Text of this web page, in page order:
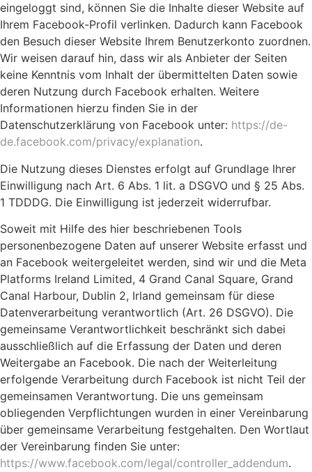
eingeloggt sind, können Sie die Inhalte dieser Website auf
Ihrem Facebook-Profil verlinken. Dadurch kann Facebook
den Besuch dieser Website Ihrem Benutzerkonto zuordnen.
Wir weisen darauf hin, dass wir als Anbieter der Seiten
keine Kenntnis vom Inhalt der übermittelten Daten sowie
deren Nutzung durch Facebook erhalten. Weitere
Informationen hierzu finden Sie in der
Datenschutzerklärung von Facebook unter: https://de-
de.facebook.com/privacy/explanation.
Die Nutzung dieses Dienstes erfolgt auf Grundlage Ihrer
Einwilligung nach Art. 6 Abs. 1 lit. a DSGVO und § 25 Abs.
1 TDDDG. Die Einwilligung ist jederzeit widerrufbar.
Soweit mit Hilfe des hier beschriebenen Tools
personenbezogene Daten auf unserer Website erfasst und
an Facebook weitergeleitet werden, sind wir und die Meta
Platforms Ireland Limited, 4 Grand Canal Square, Grand
Canal Harbour, Dublin 2, Irland gemeinsam für diese
Datenverarbeitung verantwortlich (Art. 26 DSGVO). Die
gemeinsame Verantwortlichkeit beschränkt sich dabei
ausschließlich auf die Erfassung der Daten und deren
Weitergabe an Facebook. Die nach der Weiterleitung
erfolgende Verarbeitung durch Facebook ist nicht Teil der
gemeinsamen Verantwortung. Die uns gemeinsam
obliegenden Verpflichtungen wurden in einer Vereinbarung
über gemeinsame Verarbeitung festgehalten. Den Wortlaut
der Vereinbarung finden Sie unter:
https://www.facebook.com/legal/controller_addendum.